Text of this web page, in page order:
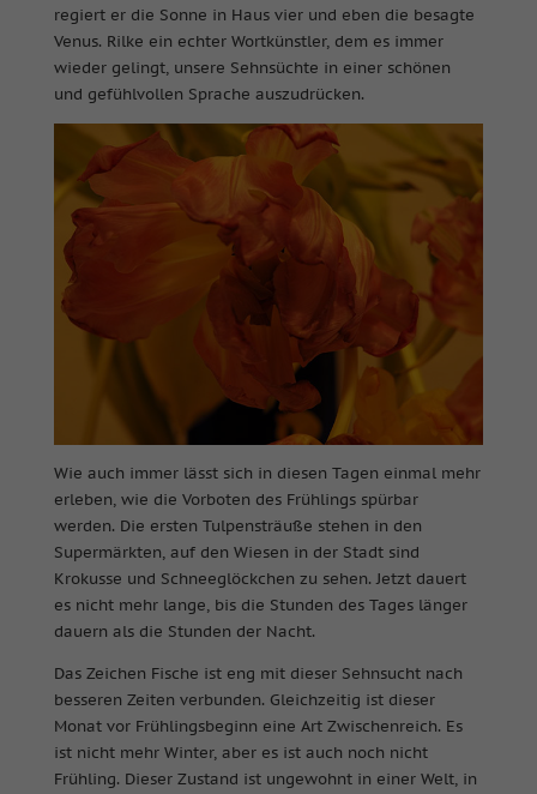
regiert er die Sonne in Haus vier und eben die besagte
Venus. Rilke ein echter Wortkünstler, dem es immer
wieder gelingt, unsere Sehnsüchte in einer schönen
und gefühlvollen Sprache auszudrücken.
Wie auch immer lässt sich in diesen Tagen einmal mehr
erleben, wie die Vorboten des Frühlings spürbar
werden. Die ersten Tulpensträuße stehen in den
Supermärkten, auf den Wiesen in der Stadt sind
Krokusse und Schneeglöckchen zu sehen. Jetzt dauert
es nicht mehr lange, bis die Stunden des Tages länger
dauern als die Stunden der Nacht.
Das Zeichen Fische ist eng mit dieser Sehnsucht nach
besseren Zeiten verbunden. Gleichzeitig ist dieser
Monat vor Frühlingsbeginn eine Art Zwischenreich. Es
ist nicht mehr Winter, aber es ist auch noch nicht
Frühling. Dieser Zustand ist ungewohnt in einer Welt, in